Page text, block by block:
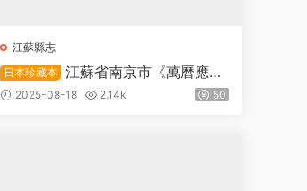
江蘇縣志
日本珍藏本 江蘇省南京市《萬曆應天
府志》三十二卷 明王一化纂PDF高
2025-08-18 2.14k 50